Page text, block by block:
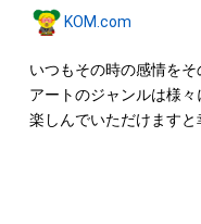
ロゴ等を含みますがこ
権(著作権、特許権、実用
産権(それらの権利を取
出願する権利を含みます
作権を有する方、著作隣
KOM.com
いつもその時の感情を
アートのジャンルは様々
楽しんでいただけますと